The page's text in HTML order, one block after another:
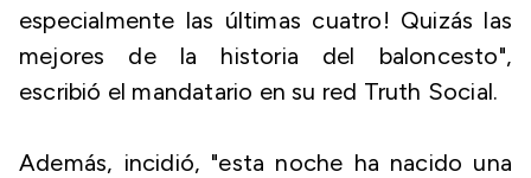
especialmente las últimas cuatro! Quizás las
mejores de la historia del baloncesto",
escribió el mandatario en su red Truth Social.
Además, incidió, "esta noche ha nacido una